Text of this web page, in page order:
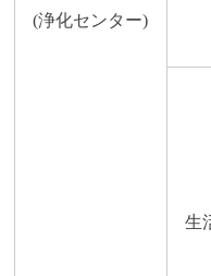
(浄化センター)
生